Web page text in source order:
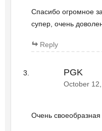
Спасибо огромное
супер, очень
Reply
PGK
October
Очень своеобразная